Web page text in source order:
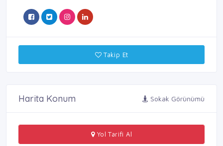
Takip Et
Harita Konum Sokak Görünümü
Yol Tarifi Al